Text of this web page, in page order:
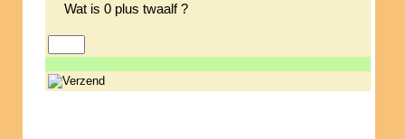
Wat is 0 plus twaalf ?